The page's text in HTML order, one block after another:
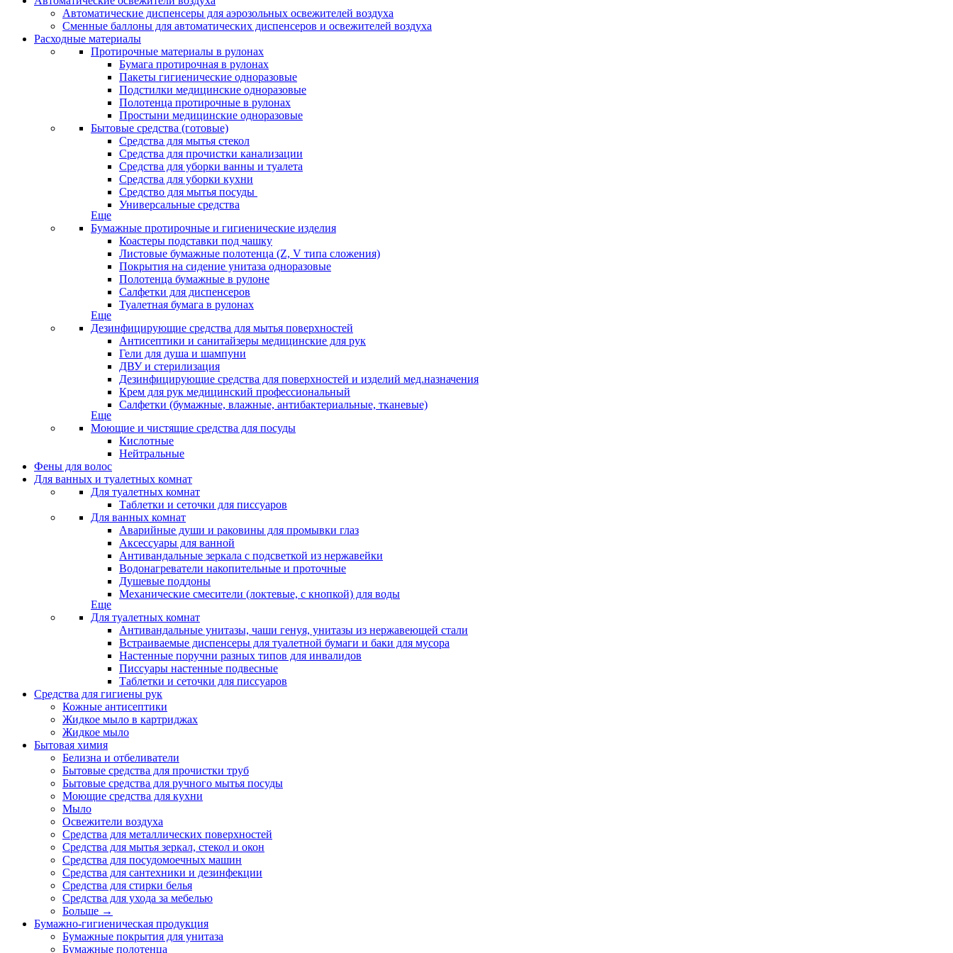
Автоматические диспенсеры для аэрозольных освежителей воздуха
Сменные баллоны для автоматических диспенсеров и освежителей воздуха
Расходные материалы
Протирочные материалы в рулонах
Бумага протирочная в рулонах
Пакеты гигиенические одноразовые
Подстилки медицинские одноразовые
Полотенца протирочные в рулонах
Простыни медицинские одноразовые
Бытовые средства (готовые)
Средства для мытья стекол
Средства для прочистки канализации
Средства для уборки ванны и туалета
Средства для уборки кухни
Средство для мытья посуды
Универсальные средства
Еще
Бумажные протирочные и гигиенические изделия
Коастеры подставки под чашку
Листовые бумажные полотенца (Z, V типа сложения)
Покрытия на сидение унитаза одноразовые
Полотенца бумажные в рулоне
Салфетки для диспенсеров
Туалетная бумага в рулонах
Еще
Дезинфицирующие средства для мытья поверхностей
Антисептики и санитайзеры медицинские для рук
Гели для душа и шампуни
ДВУ и стерилизация
Дезинфицирующие средства для поверхностей и изделий мед.назначения
Крем для рук медицинский профессиональный
Салфетки (бумажные, влажные, антибактериальные, тканевые)
Еще
Моющие и чистящие средства для посуды
Кислотные
Нейтральные
Фены для волос
Для ванных и туалетных комнат
Для туалетных комнат
Таблетки и сеточки для писсуаров
Для ванных комнат
Аварийные души и раковины для промывки глаз
Аксессуары для ванной
Антивандальные зеркала с подсветкой из нержавейки
Водонагреватели накопительные и проточные
Душевые поддоны
Механические смесители (локтевые, с кнопкой) для воды
Еще
Для туалетных комнат
Антивандальные унитазы, чаши генуя, унитазы из нержавеющей стали
Встраиваемые диспенсеры для туалетной бумаги и баки для мусора
Настенные поручни разных типов для инвалидов
Писсуары настенные подвесные
Таблетки и сеточки для писсуаров
Средства для гигиены рук
Кожные антисептики
Жидкое мыло в картриджах
Жидкое мыло
Бытовая химия
Белизна и отбеливатели
Бытовые средства для прочистки труб
Бытовые средства для ручного мытья посуды
Моющие средства для кухни
Мыло
Освежители воздуха
Средства для металлических поверхностей
Средства для мытья зеркал, стекол и окон
Средства для посудомоечных машин
Средства для сантехники и дезинфекции
Средства для стирки белья
Средства для ухода за мебелью
Больше →
Бумажно-гигиеническая продукция
Бумажные покрытия для унитаза
Бумажные полотенца